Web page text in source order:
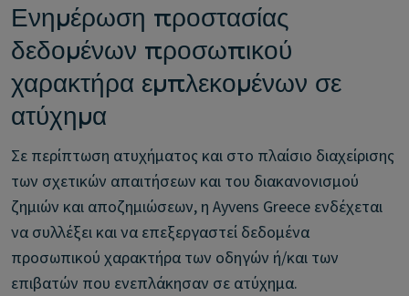
Ενημέρωση προστασίας
δεδομένων προσωπικού
χαρακτήρα εμπλεκομένων σε
ατύχημα
Σε περίπτωση ατυχήματος και στο πλαίσιο διαχείρισης
των σχετικών απαιτήσεων και του διακανονισμού
ζημιών και αποζημιώσεων, η Ayvens Greece ενδέχεται
να συλλέξει και να επεξεργαστεί δεδομένα
προσωπικού χαρακτήρα των οδηγών ή/και των
επιβατών που ενεπλάκησαν σε ατύχημα.